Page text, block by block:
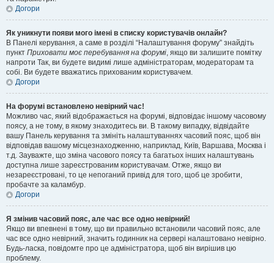
Догори
Як уникнути появи мого імені в списку користувачів онлайн?
В Панелі керування, а саме в розділі “Налаштування форуму” знайдіть
пункт Приховати моє перебування на форумі, якщо ви залишите помітку
напроти Так, ви будете видимі лише адміністраторам, модераторам та
собі. Ви будете вважатись прихованим користувачем.
Догори
На форумі встановлено невірний час!
Можливо час, який відображається на форумі, відповідає іншому часовому
поясу, а не тому, в якому знаходитесь ви. В такому випадку, відвідайте
вашу Панель керування та змініть налаштуваннях часовий пояс, щоб він
відповідав вашому місцезнаходженню, наприклад, Київ, Варшава, Москва і
т.д. Зауважте, що зміна часового поясу та багатьох інших налаштувань
доступна лише зареєстрованим користувачам. Отже, якщо ви
незареєстровані, то це непоганий привід для того, щоб це зробити,
пробачте за каламбур.
Догори
Я змінив часовий пояс, але час все одно невірний!
Якщо ви впевнені в тому, що ви правильно встановили часовий пояс, але
час все одно невірний, значить годинник на сервері налаштовано невірно.
Будь-ласка, повідомте про це адміністратора, щоб він вирішив цю
проблему.